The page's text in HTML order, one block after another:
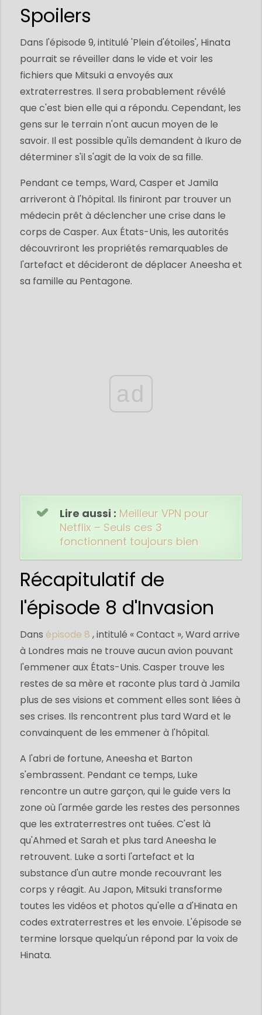
Spoilers
Dans l'épisode 9, intitulé 'Plein d'étoiles', Hinata
pourrait se réveiller dans le vide et voir les
fichiers que Mitsuki a envoyés aux
extraterrestres. Il sera probablement révélé
que c'est bien elle qui a répondu. Cependant, les
gens sur le terrain n'ont aucun moyen de le
savoir. Il est possible qu'ils demandent à Ikuro de
déterminer s'il s'agit de la voix de sa fille.
Pendant ce temps, Ward, Casper et Jamila
arriveront à l'hôpital. Ils finiront par trouver un
médecin prêt à déclencher une crise dans le
corps de Casper. Aux États-Unis, les autorités
découvriront les propriétés remarquables de
l'artefact et décideront de déplacer Aneesha et
sa famille au Pentagone.
ad
Lire aussi : Meilleur VPN pour
Netflix – Seuls ces 3
fonctionnent toujours bien
Récapitulatif de
l'épisode 8 d'Invasion
Dans épisode 8 , intitulé « Contact », Ward arrive
à Londres mais ne trouve aucun avion pouvant
l'emmener aux États-Unis. Casper trouve les
restes de sa mère et raconte plus tard à Jamila
plus de ses visions et comment elles sont liées à
ses crises. Ils rencontrent plus tard Ward et le
convainquent de les emmener à l'hôpital.
A l'abri de fortune, Aneesha et Barton
s'embrassent. Pendant ce temps, Luke
rencontre un autre garçon, qui le guide vers la
zone où l'armée garde les restes des personnes
que les extraterrestres ont tuées. C'est là
qu'Ahmed et Sarah et plus tard Aneesha le
retrouvent. Luke a sorti l'artefact et la
substance d'un autre monde recouvrant les
corps y réagit. Au Japon, Mitsuki transforme
toutes les vidéos et photos qu'elle a d'Hinata en
codes extraterrestres et les envoie. L'épisode se
termine lorsque quelqu'un répond par la voix de
Hinata.